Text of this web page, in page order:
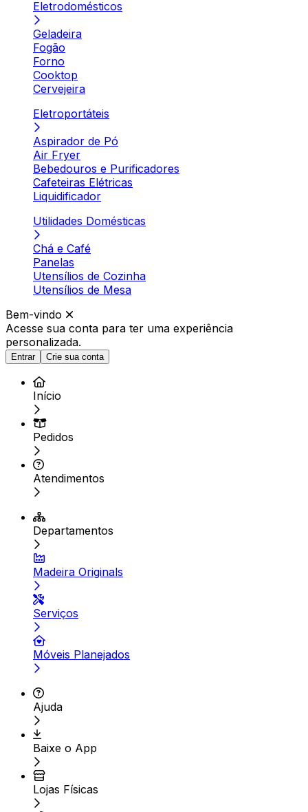
Eletrodomésticos
Geladeira
Fogão
Forno
Cooktop
Cervejeira
Eletroportáteis
Aspirador de Pó
Air Fryer
Bebedouros e Purificadores
Cafeteiras Elétricas
Liquidificador
Utilidades Domésticas
Chá e Café
Panelas
Utensílios de Cozinha
Utensílios de Mesa
Bem-vindo
Acesse sua conta para ter uma experiência
personalizada.
Entrar Crie sua conta
Início
Pedidos
Atendimentos
Departamentos
Madeira Originals
Serviços
Móveis Planejados
Ajuda
Baixe o App
Lojas Físicas